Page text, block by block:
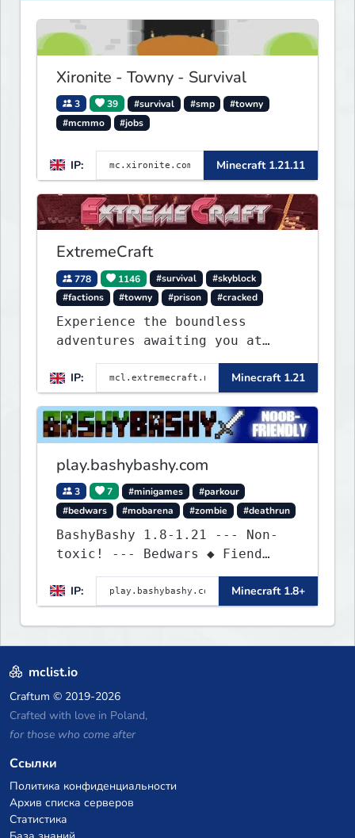
Xironite - Towny - Survival
3 39 #survival #smp
#towny
#mcmmo
#jobs
IP: Minecraft 1.21.11
ExtremeCraft
778 1146 #survival
#skyblock
#factions
#towny #prison #cracked
Experience the boundless
adventures awaiting you at
ExtremeCraft.net! Embark on a
journey through a plethora of
exhilarating game modes,
blending both timeless
classics and innovative new
experiences seamlessly.
IP: Minecraft 1.21
play.bashybashy.com
3 7 #minigames
#parkour
#bedwars
#mobarena #zombie #deathrun
BashyBashy 1.8-1.21 --- Non-
toxic! --- Bedwars ◆ Fiend
IP:
Minecraft 1.8+
mclist.io
Craftum © 2019-2026
Crafted with love in Poland,
for those who come after
Ссылки
Политика конфиденциальности
Архив списка серверов
Статистика